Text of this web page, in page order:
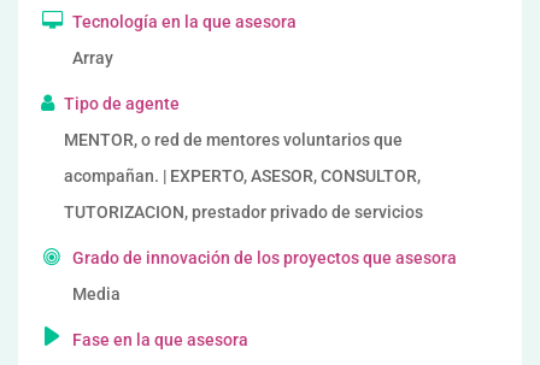
Tecnología en la que asesora
Array
Tipo de agente
MENTOR, o red de mentores voluntarios que
acompañan. | EXPERTO, ASESOR, CONSULTOR,
TUTORIZACION, prestador privado de servicios
Grado de innovación de los proyectos que asesora
Media
Fase en la que asesora